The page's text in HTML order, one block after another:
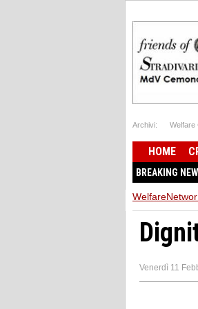
Archivi: Welfare
HOME
BREAKING
Venerdì 11